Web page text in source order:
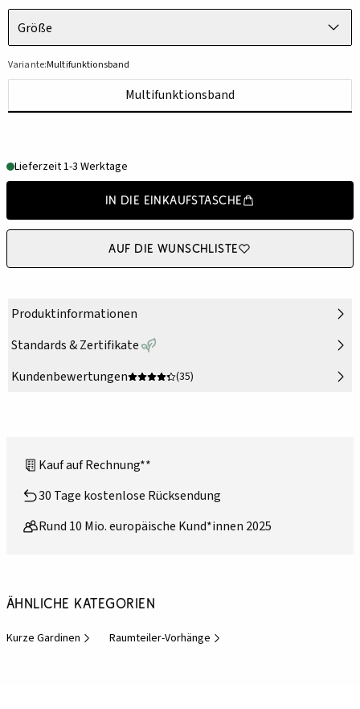
Größe
Variante:Multifunktionsband
Multifunktionsband
Lieferzeit 1-3 Werktage
In die Einkaufstasche
Auf die Wunschliste
Produktinformationen
Standards & Zertifikate
Kundenbewertungen
(35)
Kauf auf Rechnung**
30 Tage kostenlose Rücksendung
Rund 10 Mio. europäische Kund*innen 2025
Ähnliche Kategorien
Kurze Gardinen Raumteiler-Vorhänge